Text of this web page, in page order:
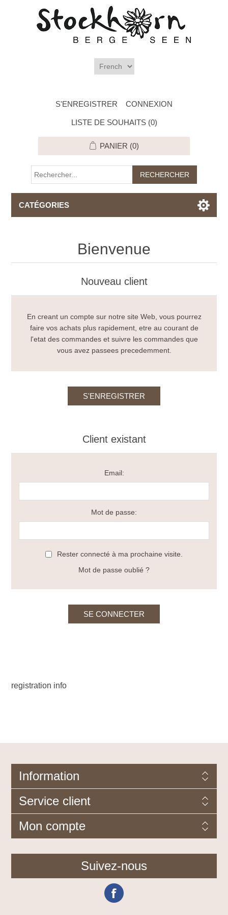
S'ENREGISTRER CONNEXION
LISTE DE SOUHAITS (0)
PANIER (0)
CATÉGORIES
Bienvenue
Nouveau client
En creant un compte sur notre site Web, vous pourrez
faire vos achats plus rapidement, etre au courant de
l'etat des commandes et suivre les commandes que
vous avez passees precedemment.
Client existant
Email:
Mot de passe:
Rester connecté à ma prochaine visite.
Mot de passe oublié ?
registration info
Information
Service client
Mon compte
Suivez-nous